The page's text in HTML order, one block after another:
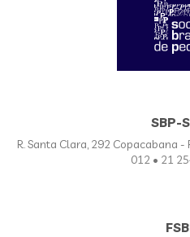
SBP-
R. Santa Clara, 292 Copacabana -
012 • 21